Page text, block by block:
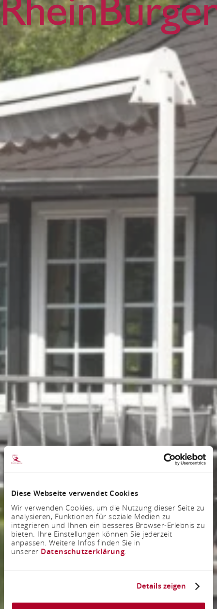
Diese Webseite verwendet Cookies
Wir verwenden Cookies, um die Nutzung dieser Seite zu
analysieren, Funktionen für soziale Medien zu
integrieren und Ihnen ein besseres Browser-Erlebnis zu
bieten. Ihre Einstellungen können Sie jederzeit
anpassen. Weitere Infos finden Sie in
unserer Datenschutzerklärung.
Details zeigen